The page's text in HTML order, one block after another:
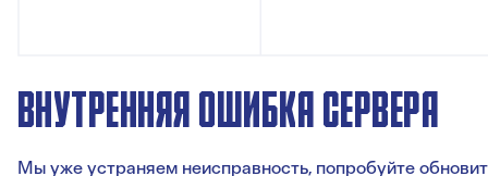
ВНУТРЕННЯЯ ОШИБКА СЕРВЕРА
Мы уже устраняем неисправность, попробуйте